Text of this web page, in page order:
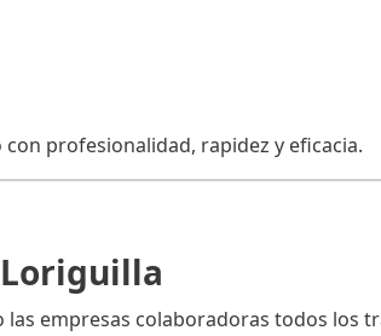
profesionalidad, rapidez y eficacia.
las empresas colaboradoras todos los